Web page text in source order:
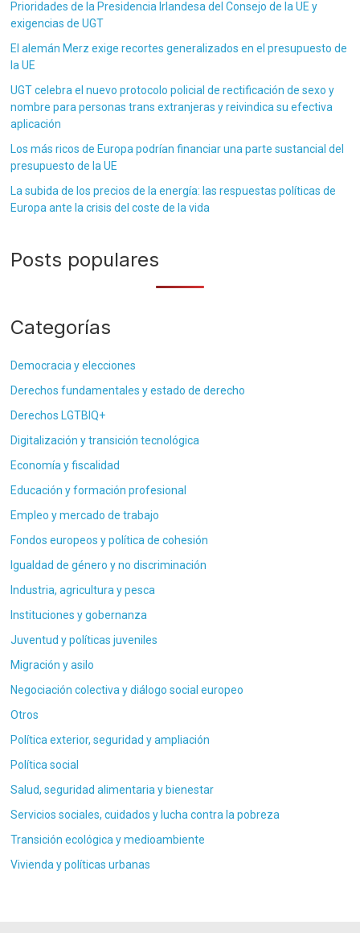
Prioridades de la Presidencia Irlandesa del Consejo de la UE y
exigencias de UGT
El alemán Merz exige recortes generalizados en el presupuesto de
la UE
UGT celebra el nuevo protocolo policial de rectificación de sexo y
nombre para personas trans extranjeras y reivindica su efectiva
aplicación
Los más ricos de Europa podrían financiar una parte sustancial del
presupuesto de la UE
La subida de los precios de la energía: las respuestas políticas de
Europa ante la crisis del coste de la vida
Posts populares
Categorías
Democracia y elecciones
Derechos fundamentales y estado de derecho
Derechos LGTBIQ+
Digitalización y transición tecnológica
Economía y fiscalidad
Educación y formación profesional
Empleo y mercado de trabajo
Fondos europeos y política de cohesión
Igualdad de género y no discriminación
Industria, agricultura y pesca
Instituciones y gobernanza
Juventud y políticas juveniles
Migración y asilo
Negociación colectiva y diálogo social europeo
Otros
Política exterior, seguridad y ampliación
Política social
Salud, seguridad alimentaria y bienestar
Servicios sociales, cuidados y lucha contra la pobreza
Transición ecológica y medioambiente
Vivienda y políticas urbanas